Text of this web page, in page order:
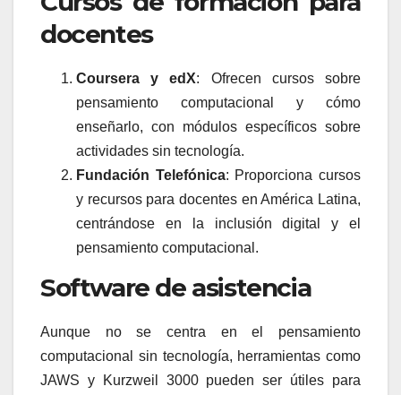
docentes
Coursera y edX: Ofrecen cursos sobre
pensamiento computacional y cómo
enseñarlo, con módulos específicos sobre
actividades sin tecnología.
Fundación Telefónica: Proporciona cursos
y recursos para docentes en América Latina,
centrándose en la inclusión digital y el
pensamiento computacional.
Software de asistencia
Aunque no se centra en el pensamiento
computacional sin tecnología, herramientas como
JAWS y Kurzweil 3000 pueden ser útiles para